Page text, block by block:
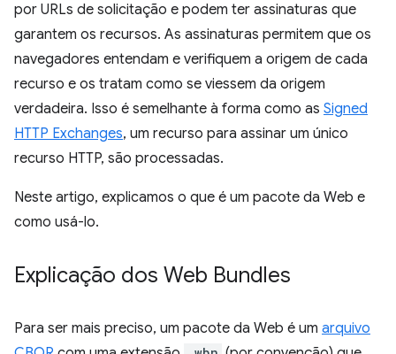
por URLs de solicitação e podem ter assinaturas que
garantem os recursos. As assinaturas permitem que os
navegadores entendam e verifiquem a origem de cada
recurso e os tratam como se viessem da origem
verdadeira. Isso é semelhante à forma como as Signed
HTTP Exchanges, um recurso para assinar um único
recurso HTTP, são processadas.
Neste artigo, explicamos o que é um pacote da Web e
como usá-lo.
Explicação dos Web Bundles
Para ser mais preciso, um pacote da Web é um arquivo